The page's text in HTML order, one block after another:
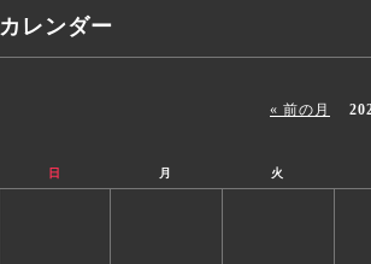
カレンダー
« 前の月
日 月 火